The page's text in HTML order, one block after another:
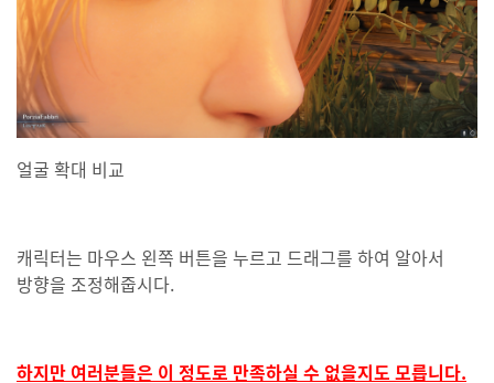
얼굴 확대 비교
캐릭터는 마우스 왼쪽 버튼을 누르고 드래그를 하여 알아서
방향을 조정해줍시다.
하지만 여러분들은 이 정도로 만족하실 수 없을지도 모릅니다.